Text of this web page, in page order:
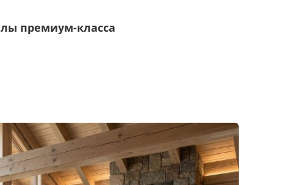
премиум-класса